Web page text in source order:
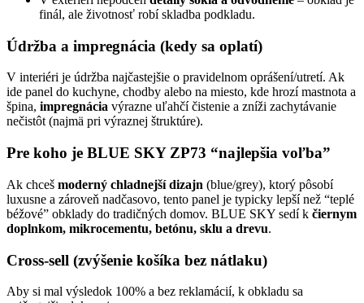
finál, ale životnosť robí skladba podkladu.
Údržba a impregnácia (kedy sa oplatí)
V interiéri je údržba najčastejšie o pravidelnom oprášení/utretí. Ak
ide panel do kuchyne, chodby alebo na miesto, kde hrozí mastnota a
špina, impregnácia výrazne uľahčí čistenie a zníži zachytávanie
nečistôt (najmä pri výraznej štruktúre).
Pre koho je BLUE SKY ZP73 “najlepšia voľba”
Ak chceš moderný chladnejší dizajn (blue/grey), ktorý pôsobí
luxusne a zároveň nadčasovo, tento panel je typicky lepší než “teplé
béžové” obklady do tradičných domov. BLUE SKY sedí k čiernym
doplnkom, mikrocementu, betónu, sklu a drevu.
Cross-sell (zvýšenie košíka bez nátlaku)
Aby si mal výsledok 100% a bez reklamácií, k obkladu sa